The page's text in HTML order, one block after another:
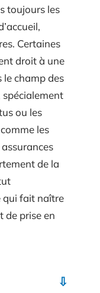
toujours les
Certaines
droit à une
le champ des
ou les
les
de la
qui fait naître
de prise en